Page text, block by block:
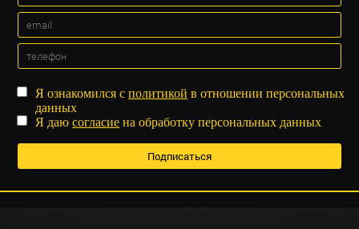
Я ознакомился сполитикой в отношении персональных
данных
Я даюсогласие на обработку персональных данных